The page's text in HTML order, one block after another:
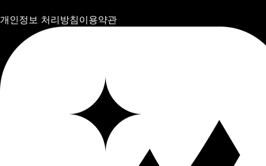
개인정보 처리방침이용약관